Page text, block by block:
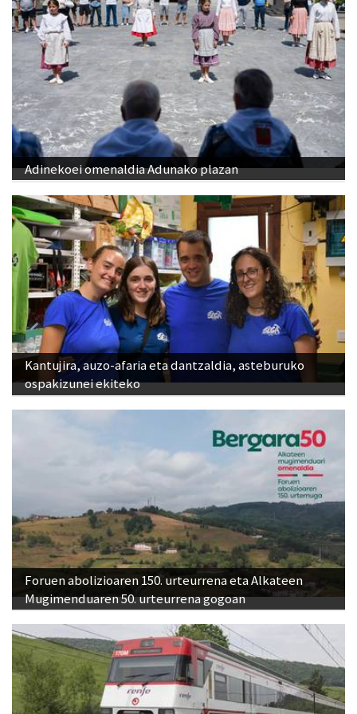
Adinekoei omenaldia Adunako plazan
Kantujira, auzo-afaria eta dantzaldia, asteburuko
ospakizunei ekiteko
Foruen abolizioaren 150. urteurrena eta Alkateen
Mugimenduaren 50. urteurrena gogoan